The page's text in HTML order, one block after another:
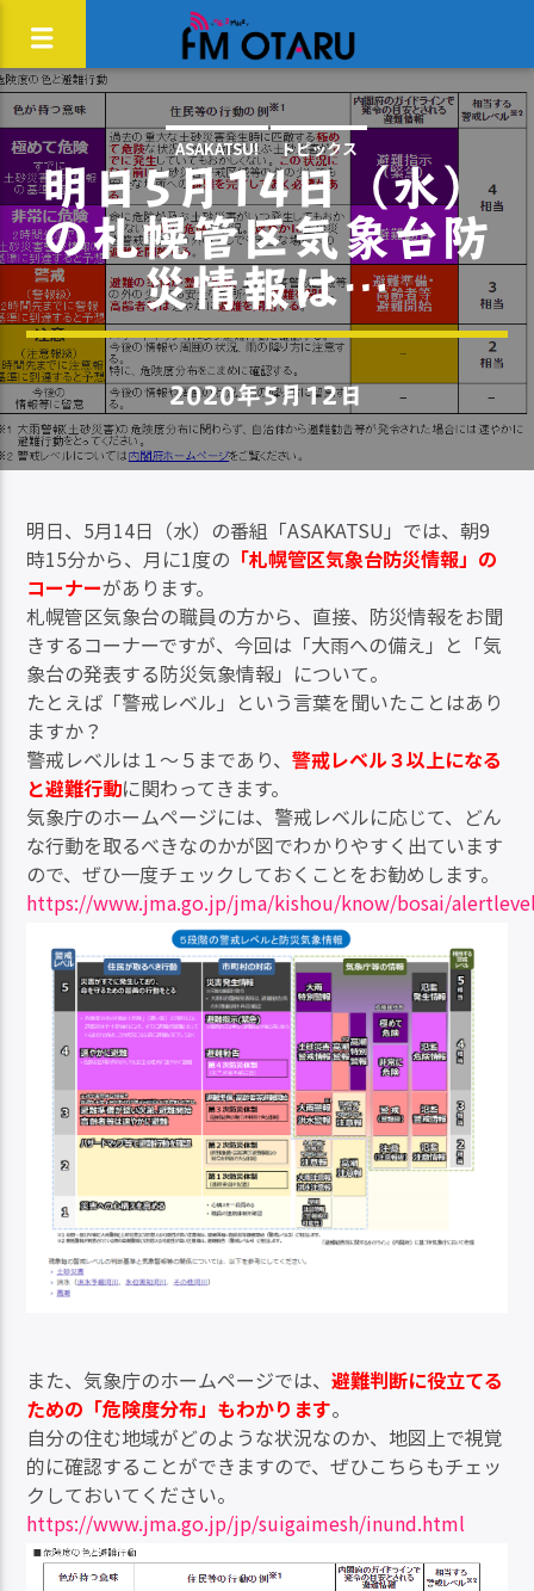
ASAKATSU! トピックス
明日5月14日（水）
の札幌管区気象台防
災情報は…
2020年5月12日
明日、5月14日（水）の番組「ASAKATSU」では、朝9
時15分から、月に1度の 「札幌管区気象台防災情報」の
コーナーがあります。
札幌管区気象台の職員の方から、直接、防災情報をお聞
きするコーナーですが、今回は「大雨への備え」と「気
象台の発表する防災気象情報」について。
たとえば「警戒レベル」という言葉を聞いたことはあり
ますか？
警戒レベルは１～５まであり、警戒レベル３以上になる
と避難行動に関わってきます。
気象庁のホームページには、警戒レベルに応じて、どん
な行動を取るべきなのかが図でわかりやすく出ています
ので、ぜひ一度チェックしておくことをお勧めします。
https://www.jma.go.jp/jma/kishou/know/bosai/
また、気象庁のホームページでは、避難判断に役立てる
ための「危険度分布」もわかります。
自分の住む地域がどのような状況なのか、地図上で視覚
的に確認することができますので、ぜひこちらもチェッ
クしておいてください。
https://www.jma.go.jp/jp/suigaimesh/inund.html